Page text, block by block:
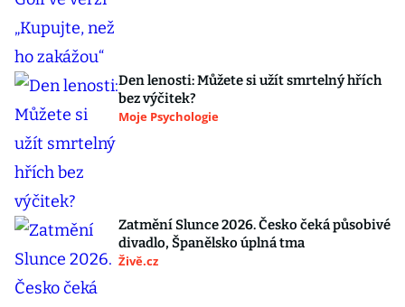
Den lenosti: Můžete si užít smrtelný hřích
bez výčitek?
Moje Psychologie
Zatmění Slunce 2026. Česko čeká působivé
divadlo, Španělsko úplná tma
Živě.cz